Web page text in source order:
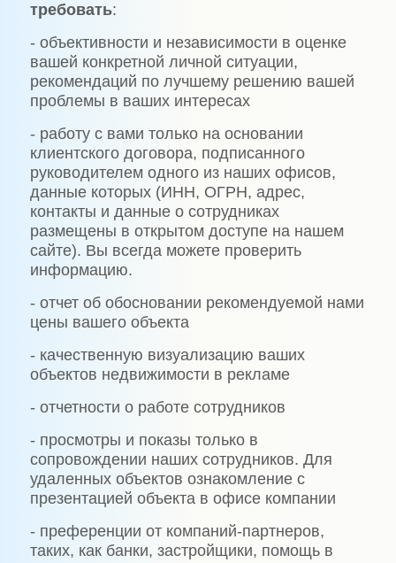
требовать:
- объективности и независимости в оценке
вашей конкретной личной ситуации,
рекомендаций по лучшему решению вашей
проблемы в ваших интересах
- работу с вами только на основании
клиентского договора, подписанного
руководителем одного из наших офисов,
данные которых (ИНН, ОГРН, адрес,
контакты и данные о сотрудниках
размещены в открытом доступе на нашем
сайте). Вы всегда можете проверить
информацию.
- отчет об обосновании рекомендуемой нами
цены вашего объекта
- качественную визуализацию ваших
объектов недвижимости в рекламе
- отчетности о работе сотрудников
- просмотры и показы только в
сопровождении наших сотрудников. Для
удаленных объектов ознакомление с
презентацией объекта в офисе компании
- преференции от компаний-партнеров,
таких, как банки, застройщики, помощь в